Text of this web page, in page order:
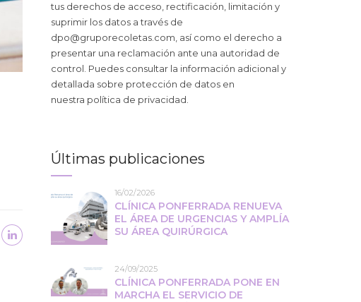
tus derechos de acceso, rectificación, limitación y
suprimir los datos a través de
dpo@gruporecoletas.com , así como el derecho a
presentar una reclamación ante una autoridad de
control. Puedes consultar la información adicional y
detallada sobre protección de datos en
nuestra política de privacidad
Últimas publicaciones
16/02/2026
CLÍNICA PONFERRADA RENUEVA
EL ÁREA DE URGENCIAS Y AMPLÍA
SU ÁREA QUIRÚRGICA
24/09/2025
CLÍNICA PONFERRADA PONE EN
MARCHA EL SERVICIO DE